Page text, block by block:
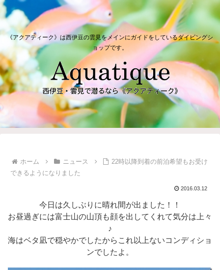
《アクアティーク》は西伊豆の雲見をメインにガイドをしているダイビングシ
ョップです。
ホーム ニュース
22時以降到着の前泊希望もお受け
できるようになりました
2016.03.12
今日は久しぶりに晴れ間が出ました！！
お昼過ぎには富士山の山頂も顔を出してくれて気分は上々
♪
海はベタ凪で穏やかでしたからこれ以上ないコンディショ
ンでしたよ。